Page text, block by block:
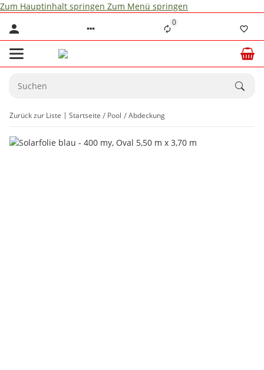
Zum Hauptinhalt springen Zum Menü springen
0
Zurück zur Liste Startseite Pool Abdeckung